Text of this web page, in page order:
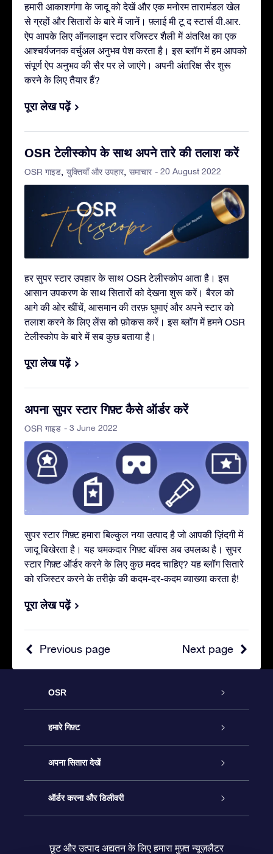
हमारी आकाशगंगा के जादू को देखें और एक मनोरम तारामंडल खेल
से ग्रहों और सितारों के बारे में जानें। फ़्लाई मी टू द स्टार्स वी.आर.
ऐप आपके लिए ऑनलाइन स्टार रजिस्टर शैली में अंतरिक्ष का एक
आश्चर्यजनक वर्चुअल अनुभव पेश करता है। इस ब्लॉग में हम आपको
संपूर्ण ऐप अनुभव की सैर पर ले जाएंगे। अपनी अंतरिक्ष सैर शुरू
करने के लिए तैयार हैं?
पूरा लेख पढ़ें
OSR टेलीस्कोप के साथ अपने तारे की तलाश करें
OSR गाइड युक्तियाँ और उपहार समाचार - 20 August 2022
हर सुपर स्टार उपहार के साथ OSR टेलीस्कोप आता है। इस
आसान उपकरण के साथ सितारों को देखना शुरू करें। बैरल को
आगे की ओर खींचें, आसमान की तरफ़ घुमाएं और अपने स्टार को
तलाश करने के लिए लेंस को फ़ोकस करें। इस ब्लॉग में हमने OSR
टेलीस्कोप के बारे में सब कुछ बताया है।
पूरा लेख पढ़ें
अपना सुपर स्टार गिफ़्ट कैसे ऑर्डर करें
OSR गाइड - 3 June 2022
सुपर स्टार गिफ़्ट हमारा बिल्कुल नया उत्पाद है जो आपकी ज़िंदगी में
जादू बिखेरता है। यह चमकदार गिफ़्ट बॉक्स अब उपलब्ध है। सुपर
स्टार गिफ़्ट ऑर्डर करने के लिए कुछ मदद चाहिए? यह ब्लॉग सितारे
को रजिस्टर करने के तरीक़े की कदम-दर-कदम व्याख्या करता है!
पूरा लेख पढ़ें
Next page
Previous page
OSR
ग्राहक सेवा
हमसे संपर्क करें
ब्लॉग
हमारे गिफ़्ट
ऑनलाइन स्टार गिफ़्ट
OSR गिफ़्ट पैक
अपना सितारा देखें
स्टार रजिस्टर
ऑर्डर करना और डिलीवरी
छूट और उत्पाद अद्यतन के लिए हमारा मुफ़्त न्यूज़लैटर